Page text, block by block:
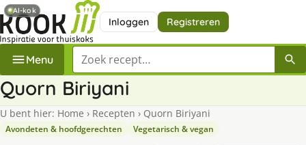
Inloggen Registreren
Menu Zoek een recept
Quorn Biriyani
U bent hier: Home › Recepten › Quorn Biriyani
Avondeten & hoofdgerechten Vegetarisch & vegan
AI-kok